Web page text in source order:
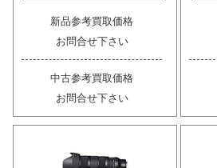
新品参考買取価格
お問合せ下さい
中古参考買取価格
お問合せ下さい